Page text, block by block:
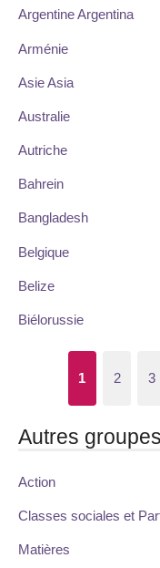
Argentine Argentina
Arménie
Asie Asia
Australie
Autriche
Bahrein
Bangladesh
Belgique
Belize
Biélorussie
1 2 3
Autres
Action
Classes sociales et
Matières